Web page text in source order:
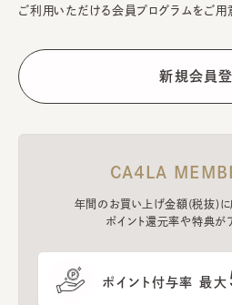
ご利用いただける会員プログラムをご用
CA4LA
年間のお買い上げ金額(税抜)に
ポイント還元率や特典がア
ポイント付与率 最大